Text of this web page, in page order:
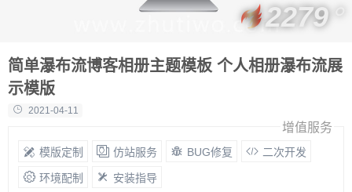
简单瀑布流博客相册主题模板 个人相册瀑布流展
示模版
2021-04-11
2279
增值服务
模版定制 仿站服务 BUG修复 二次开发
环境配制 安装指导